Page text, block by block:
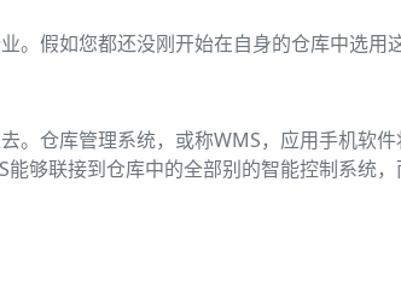
。假如您都还没刚开始在自身的仓库中选用
。仓库管理系统，或称WMS，应用手机软
够联接到仓库中的全部别的智能控制系统